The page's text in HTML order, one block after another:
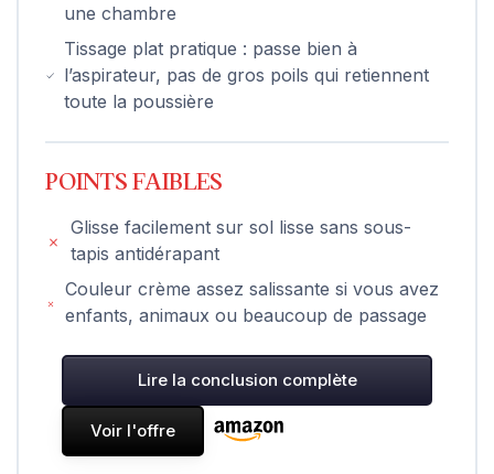
une chambre
Tissage plat pratique : passe bien à
l’aspirateur, pas de gros poils qui retiennent
toute la poussière
POINTS FAIBLES
Glisse facilement sur sol lisse sans sous-
tapis antidérapant
Couleur crème assez salissante si vous avez
enfants, animaux ou beaucoup de passage
Lire la conclusion complète
Voir l'offre